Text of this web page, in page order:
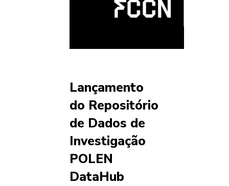
Lançamento
do Repositório
de Dados de
Investigação
POLEN
DataHub